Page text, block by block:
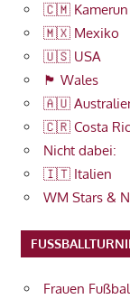
🇨🇲 Kamerun
🇲🇽 Mexiko
🇺🇸 USA
🏴󠁧󠁢󠁷󠁬󠁳󠁿 Wales
🇦🇺
🇨🇷 Costa
Nicht dabei:
🇮🇹 Italien
WM Stars &
Frauen